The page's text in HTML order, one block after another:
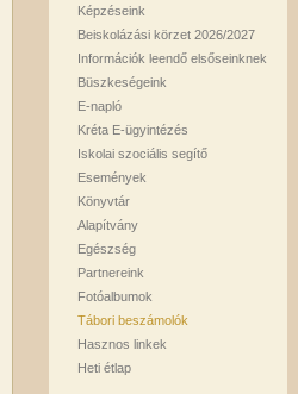
Képzéseink
Beiskolázási körzet 2026/2027
Információk leendő elsőseinknek
Büszkeségeink
E-napló
Kréta E-ügyintézés
Iskolai szociális segítő
Események
Könyvtár
Alapítvány
Egészség
Partnereink
Fotóalbumok
Tábori beszámolók
Hasznos linkek
Heti étlap